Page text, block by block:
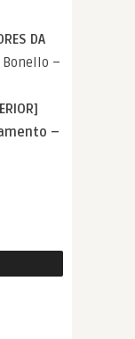
DA
–
–